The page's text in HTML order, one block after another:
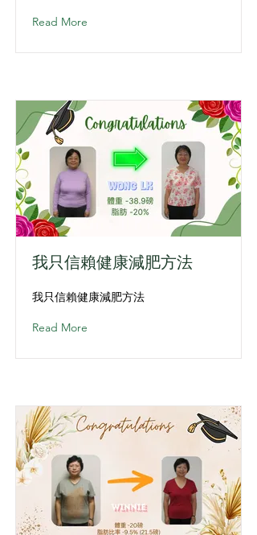
Read More
我只信賴健康減肥方法
我只信賴健康減肥方法
Read More